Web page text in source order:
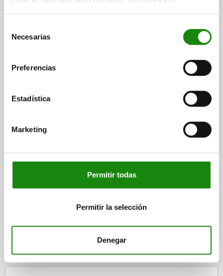
Necesarias
Preferencias
Estadística
Marketing
Permitir todas
Permitir la selección
Denegar
Doigt d'indexage en inox sans embase avec bouton de
manœuvre en inox - inch
03096 inch
desde$203.18